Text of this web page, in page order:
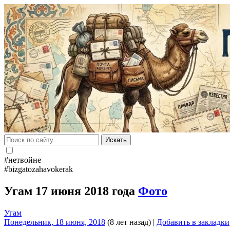
Искать
#нетвойне
#bizgatozahavokerak
Угам 17 июня 2018 года Фото
Угам
Понедельник, 18 июня, 2018 (8 лет назад) | Добавить в закладки